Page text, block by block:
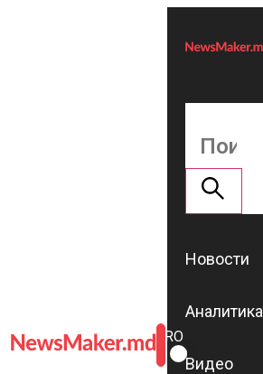
ROMÂNĂ
RU
Новости
Аналитика
Видео